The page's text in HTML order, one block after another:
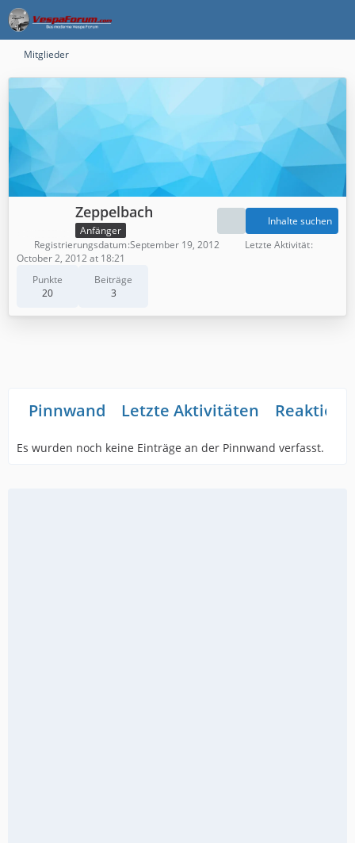
Mitglieder
Zeppelbach
Anfänger
Punkte
20
Beiträge
3
Inhalte suchen
Registrierungsdatum September 19, 2012
Letzte Aktivität
October 2, 2012 at 18:21
Pinnwand Letzte Aktivitäten
Es wurden noch keine Einträge an der Pinnwand verfasst.